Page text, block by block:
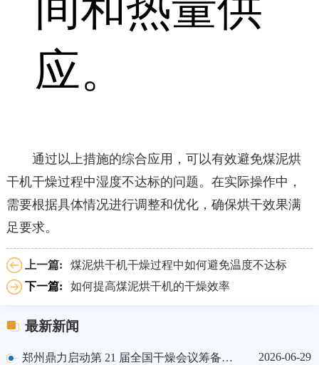
应。
通过以上措施的综合应用，可以有效避免煤泥烘
干机干燥过程中湿度不达标的问题。在实际操作中，
需要根据具体情况进行调整和优化，确保烘干效果满
足要求。
上一篇:
煤泥烘干机干燥过程中如何避免温度不达标
下一篇:
如何提高煤泥烘干机的干燥效率
最新新闻
郑州鼎力启动第 21 届全国干燥会议筹备工作 2026-06-29